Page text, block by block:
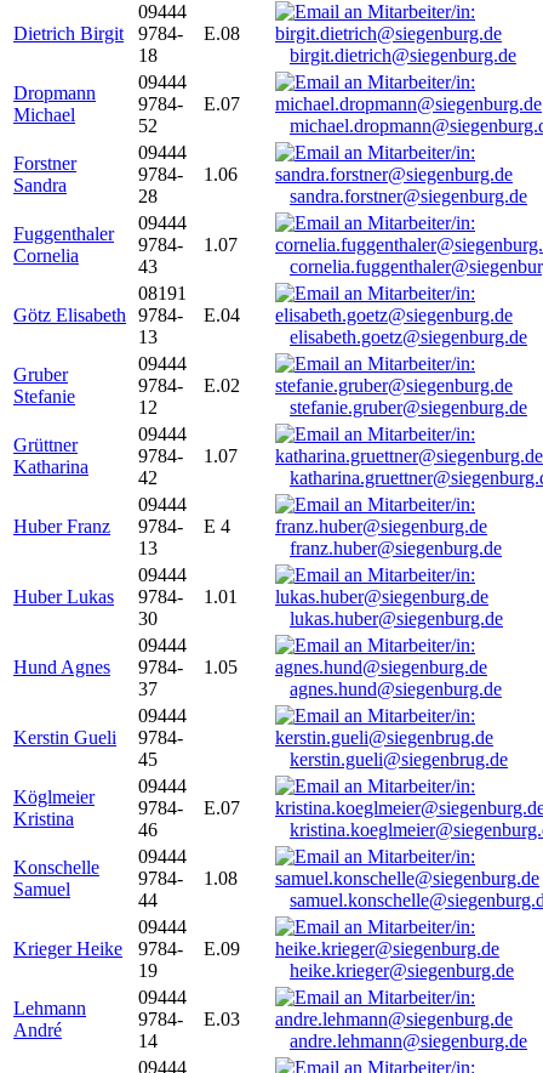
Dietrich Birgit
09444
9784-
18
E.08
birgit.dietrich@siegenburg.de
Dropmann
Michael
09444
9784-
52
E.07
Forstner
Sandra
09444
9784-
28
1.06
sandra.forstner@siegenburg.de
Fuggenthaler
Cornelia
09444
9784-
43
1.07
Götz Elisabeth
08191
9784-
13
E.04
elisabeth.goetz@siegenburg.de
Gruber
Stefanie
09444
9784-
12
E.02
stefanie.gruber@siegenburg.de
Grüttner
Katharina
09444
9784-
42
1.07
Huber Franz
09444
9784-
13
E 4
franz.huber@siegenburg.de
Huber Lukas
09444
9784-
30
1.01
lukas.huber@siegenburg.de
Hund Agnes
09444
9784-
37
1.05
agnes.hund@siegenburg.de
Kerstin Gueli
09444
9784-
45
kerstin.gueli@siegenbrug.de
Köglmeier
Kristina
09444
9784-
46
E.07
Konschelle
Samuel
09444
9784-
44
1.08
Krieger Heike
09444
9784-
19
E.09
heike.krieger@siegenburg.de
Lehmann
André
09444
9784-
14
E.03
andre.lehmann@siegenburg.de
09444